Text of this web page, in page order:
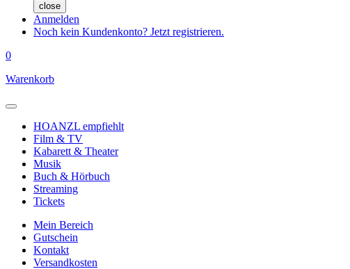
close
Anmelden
Noch kein Kundenkonto? Jetzt registrieren.
0
Warenkorb
HOANZL empfiehlt
Film & TV
Kabarett & Theater
Musik
Buch & Hörbuch
Streaming
Tickets
Mein Bereich
Gutschein
Kontakt
Versandkosten